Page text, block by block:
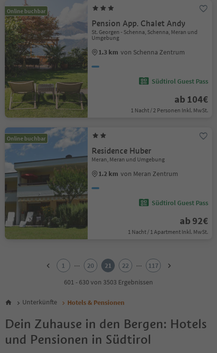
Online buchbar
Pension App. Chalet Andy
St. Georgen - Schenna, Schenna, Meran und
Umgebung
1.3 km von Schenna Zentrum
Südtirol Guest Pass
ab 104€
1 Nacht / 2 Personen Inkl. MwSt.
Online buchbar
Residence Huber
Meran, Meran und Umgebung
1.2 km von Meran Zentrum
Südtirol Guest Pass
ab 92€
1 Nacht / 1 Apartment Inkl. MwSt.
6
8
9
10
1 ... 20 21 22 ...
117
601 - 630 von 3503 Ergebnissen
Unterkünfte Hotels & Pensionen
Dein Zuhause in den Bergen: Hotels
und Pensionen in Südtirol